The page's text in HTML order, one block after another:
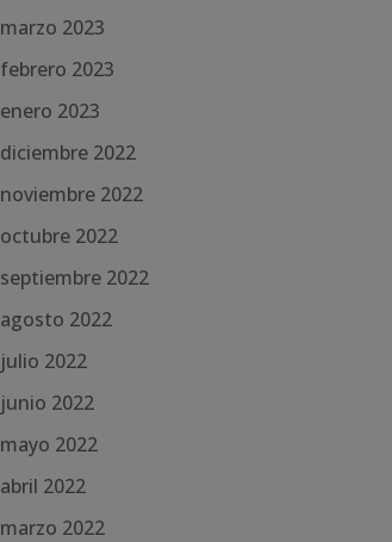
marzo 2023
febrero 2023
enero 2023
diciembre 2022
noviembre 2022
octubre 2022
septiembre 2022
agosto 2022
julio 2022
junio 2022
mayo 2022
abril 2022
marzo 2022